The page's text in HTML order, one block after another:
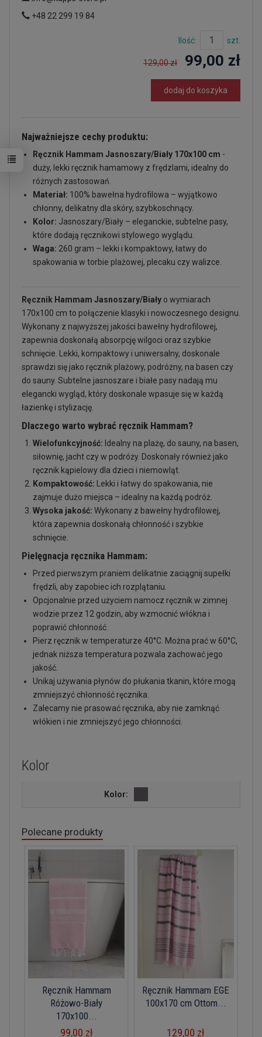
+48 22 299 19 84
Ilość: szt.
129,00 zł 99,00 zł
dodaj do koszyka
Najważniejsze cechy produktu:
Ręcznik Hammam Jasnoszary/Biały 170x100 cm -
duży, lekki ręcznik hamamowy z frędzlami, idealny do
różnych zastosowań.
Materiał: 100% bawełna hydrofilowa – wyjątkowo
chłonny, delikatny dla skóry, szybkoschnący.
Kolor: Jasnoszary/Biały – eleganckie, subtelne pasy,
które dodają ręcznikowi stylowego wyglądu.
Waga: 260 gram – lekki i kompaktowy, łatwy do
spakowania w torbie plażowej, plecaku czy walizce.
Ręcznik Hammam Jasnoszary/Biały o wymiarach
170x100 cm to połączenie klasyki i nowoczesnego designu.
Wykonany z najwyższej jakości bawełny hydrofilowej,
zapewnia doskonałą absorpcję wilgoci oraz szybkie
schnięcie. Lekki, kompaktowy i uniwersalny, doskonale
sprawdzi się jako ręcznik plażowy, podróżny, na basen czy
do sauny. Subtelne jasnoszare i białe pasy nadają mu
elegancki wygląd, który doskonale wpasuje się w każdą
łazienkę i stylizację.
Dlaczego warto wybrać ręcznik Hammam?
Wielofunkcyjność: Idealny na plażę, do sauny, na basen,
siłownię, jacht czy w podróży. Doskonały również jako
ręcznik kąpielowy dla dzieci i niemowląt.
Kompaktowość: Lekki i łatwy do spakowania, nie
zajmuje dużo miejsca – idealny na każdą podróż.
Wysoka jakość: Wykonany z bawełny hydrofilowej,
która zapewnia doskonałą chłonność i szybkie
schnięcie.
Pielęgnacja ręcznika Hammam:
Przed pierwszym praniem delikatnie zaciągnij supełki
frędzli, aby zapobiec ich rozplątaniu.
Opcjonalnie przed użyciem namocz ręcznik w zimnej
wodzie przez 12 godzin, aby wzmocnić włókna i
poprawić chłonność.
Pierz ręcznik w temperaturze 40°C. Można prać w 60°C,
jednak niższa temperatura pozwala zachować jego
jakość.
Unikaj używania płynów do płukania tkanin, które mogą
zmniejszyć chłonność ręcznika.
Zalecamy nie prasować ręcznika, aby nie zamknąć
włókien i nie zmniejszyć jego chłonności.
Kolor
Kolor:
Polecane produkty
Ręcznik Hammam
Różowo-Biały
170x100...
99,00 zł
Ręcznik Hammam EGE
100x170 cm Ottom...
129,00 zł